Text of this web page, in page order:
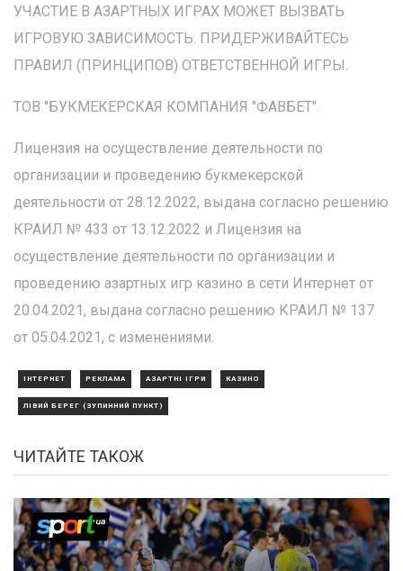
УЧАСТИЕ В АЗАРТНЫХ ИГРАХ МОЖЕТ ВЫЗВАТЬ
ИГРОВУЮ ЗАВИСИМОСТЬ. ПРИДЕРЖИВАЙТЕСЬ
ПРАВИЛ (ПРИНЦИПОВ) ОТВЕТСТВЕННОЙ ИГРЫ.
ТОВ "БУКМЕКЕРСКАЯ КОМПАНИЯ "ФАВБЕТ".
Лицензия на осуществление деятельности по
организации и проведению букмекерской
деятельности от 28.12.2022, выдана согласно решению
КРАИЛ № 433 от 13.12.2022 и Лицензия на
осуществление деятельности по организации и
проведению азартных игр казино в сети Интернет от
20.04.2021, выдана согласно решению КРАИЛ № 137
от 05.04.2021, с изменениями.
ІНТЕРНЕТ РЕКЛАМА АЗАРТНІ ІГРИ КАЗИНО
ЛІВИЙ БЕРЕГ (ЗУПИННИЙ ПУНКТ)
ЧИТАЙТЕ ТАКОЖ